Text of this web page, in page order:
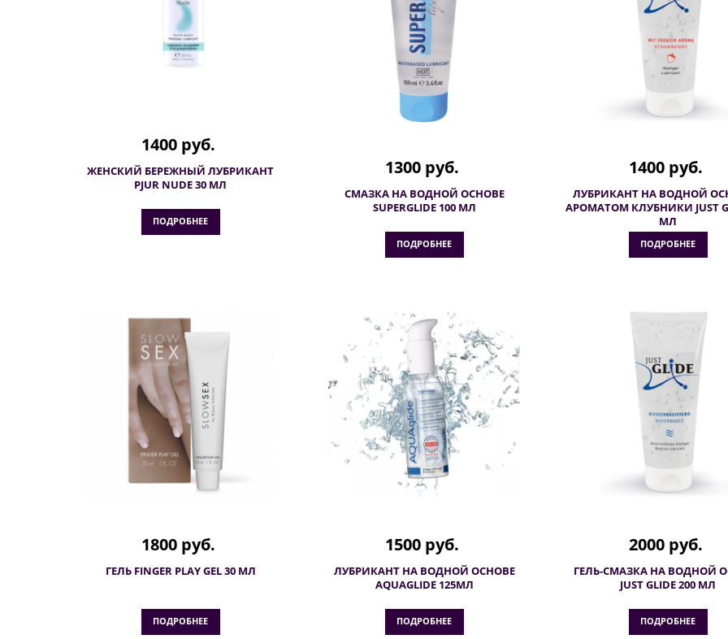
1400 руб.
ЖЕНСКИЙ БЕРЕЖНЫЙ ЛУБРИКАНТ
PJUR NUDE 30 МЛ
ПОДРОБНЕЕ
1300 руб.
СМАЗКА НА ВОДНОЙ ОСНОВЕ
SUPERGLIDE 100 МЛ
ПОДРОБНЕЕ
1400 руб.
ЛУБРИКАНТ НА ВОДНОЙ
АРОМАТОМ КЛУБНИКИ JUST
МЛ
ПОДРОБНЕЕ
1800 руб.
ГЕЛЬ FINGER PLAY GEL 30 МЛ
ПОДРОБНЕЕ
1500 руб.
ЛУБРИКАНТ НА ВОДНОЙ ОСНОВЕ
AQUAGLIDE 125МЛ
ПОДРОБНЕЕ
2000 руб.
ГЕЛЬ-СМАЗКА НА ВОДНОЙ
JUST GLIDE 200 МЛ
ПОДРОБНЕЕ